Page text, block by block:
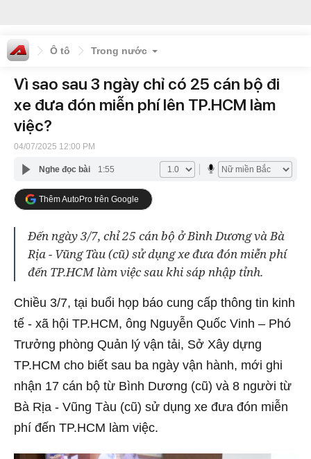
Ô tô Trong nước
Vì sao sau 3 ngày chỉ có 25 cán bộ đi
xe đưa đón miễn phí lên TP.HCM làm
việc?
04/07/2025 12:00 PM
Nghe đọc bài 1:55
Thêm AutoPro trên Google
Đến ngày 3/7, chỉ 25 cán bộ ở Bình Dương và Bà
Rịa - Vũng Tàu (cũ) sử dụng xe đưa đón miễn phí
đến TP.HCM làm việc sau khi sáp nhập tỉnh.
Chiều 3/7, tại buổi họp báo cung cấp thông tin kinh
tế - xã hội TP.HCM, ông Nguyễn Quốc Vinh – Phó
Trưởng phòng Quản lý vận tải, Sở Xây dựng
TP.HCM cho biết sau ba ngày vận hành, mới ghi
nhận 17 cán bộ từ Bình Dương (cũ) và 8 người từ
Bà Rịa - Vũng Tàu (cũ) sử dụng xe đưa đón miễn
phí đến TP.HCM làm việc.